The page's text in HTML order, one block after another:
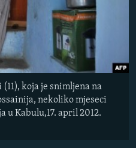
koja je snimljena na
nekoliko mjeseci
u Kabulu,17. april 2012.